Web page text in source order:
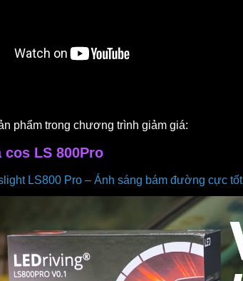
phẩm trong chương trình giảm giá:
cos LS 800Pro
LS800 Pro – Ánh sáng bám đường cực tốt